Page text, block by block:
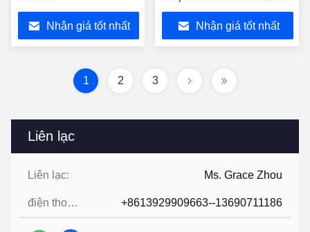
Liên lạc
Liên lạc: Ms. Grace Zhou
điện thoại: +8613929909663--13690711186
Nhận giá tốt nhất Nhận giá tốt nhất
1 2 3